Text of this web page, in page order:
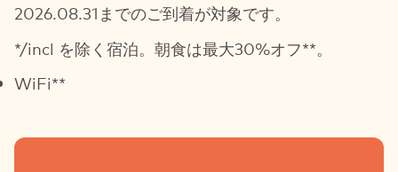
2026.08.31までのご到着が対象です。
*/incl を除く宿泊。朝食は最大30%オフ**。
WiFi**